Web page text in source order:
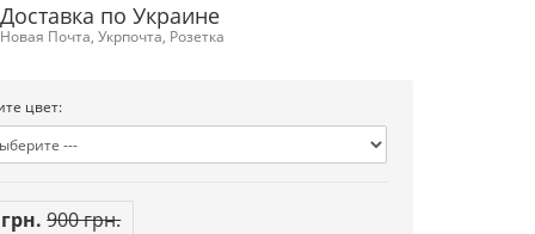
Доставка по Украине
Новая Почта, Укрпочта, Розетка
цвет:
900 грн.